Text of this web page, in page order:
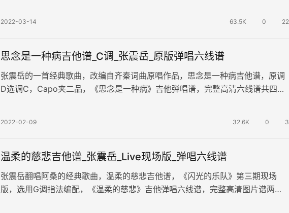
2022-03-14 63.5K 0 22
思念是一种病吉他谱_C调_张震岳_原版弹唱六线谱
张震岳的一首经典歌曲，改编自齐秦词曲原唱作品，思念是一种病吉他谱，原调
D选调C，Capo夹二品，《思念是一种病》吉他弹唱谱，完整高清六线谱共四张
2022-02-09 32.6K 0 3
温柔的慈悲吉他谱_张震岳_Live现场版_弹唱六线谱
张震岳翻唱阿桑的经典歌曲，温柔的慈悲吉他谱，《闪光的乐队》第三期现场
版，选用G调指法编配，《温柔的慈悲》吉他弹唱六线谱，完整高清图片谱两张